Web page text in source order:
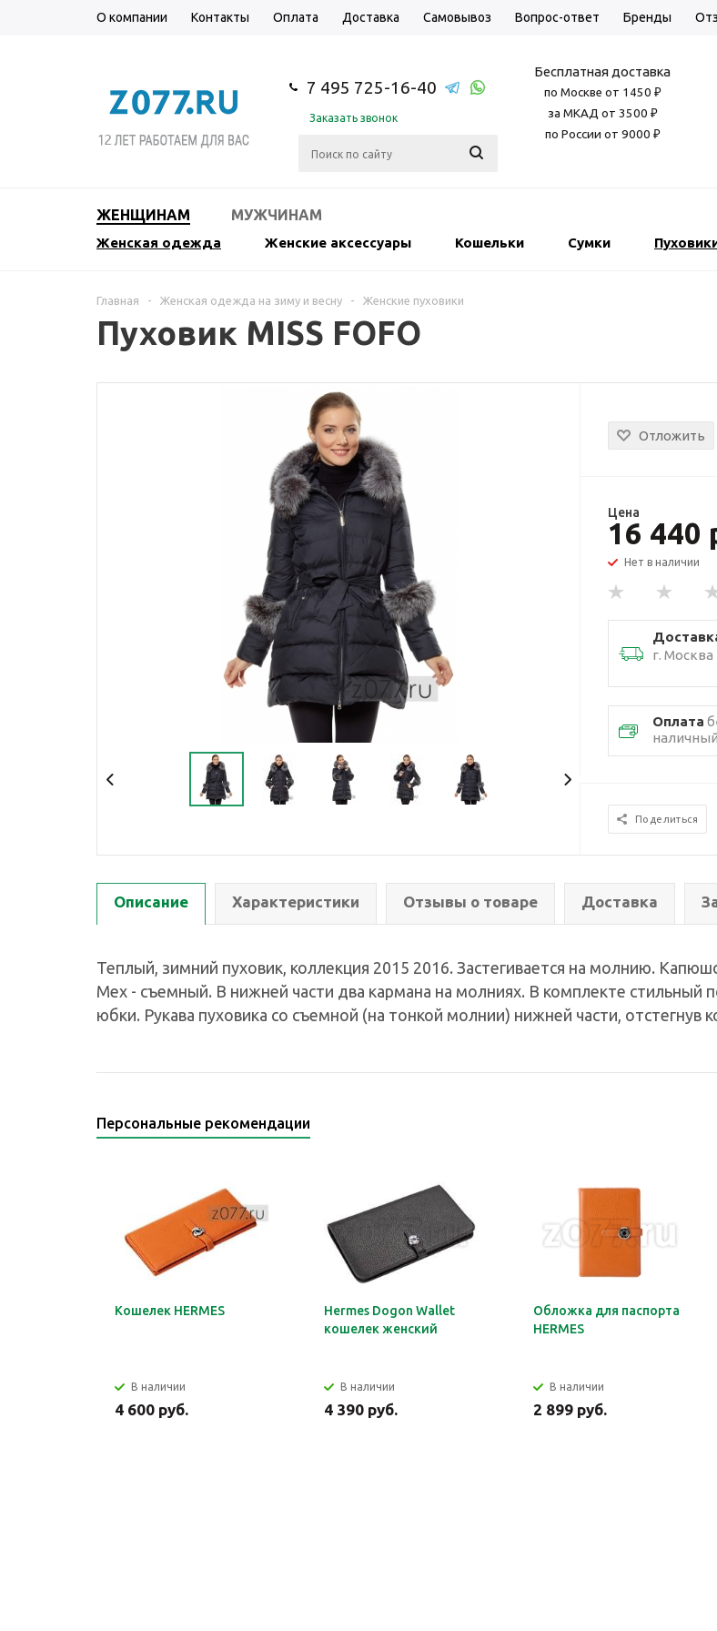
О компании Контакты Оплата Доставка Самовывоз Вопрос-ответ Бренды
7 495 725-16-40
Заказать звонок
Бесплатная доставка
по Москве от 1450 ₽
за МКАД от 3500 ₽
по России от 9000 ₽
ЖЕНЩИНАМ МУЖЧИНАМ
Женская одежда Женские аксессуары Кошельки Сумки
Главная - Женская одежда на зиму и весну - Женские пуховики
Пуховик MISS FOFO
Отложить
Цена
16 440
Нет в наличии
г. Москва
Оплата
Поделиться
Описание Характеристики Отзывы о товаре Доставка
Теплый, зимний пуховик, коллекция 2015 2016. Застегивается на молнию.
Мех - съемный. В нижней части два кармана на молниях. В комплекте
юбки. Рукава пуховика со съемной (на тонкой молнии) нижней части, отстегнув
Персональные рекомендации
Кошелек HERMES
В наличии
4 600 руб.
Hermes Dogon Wallet
кошелек женский
В наличии
4 390 руб.
Обложка для паспорта
HERMES
В наличии
2 899 руб.